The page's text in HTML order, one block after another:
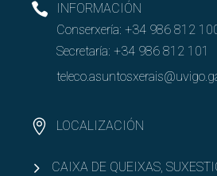
INFORMACIÓN
Conserxería: +34 986 812
Secretaría: +34 986 812 101
LOCALIZACIÓN
CAIXA DE QUEIXAS,